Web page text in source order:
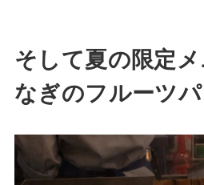
そして夏の限定
なぎのフルーツ